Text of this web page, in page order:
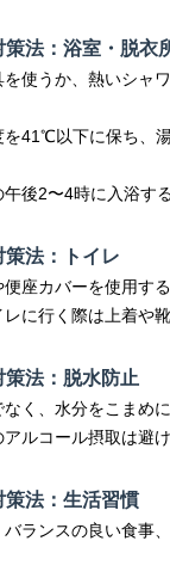
策法：浴室・脱衣
使うか、熱いシャ
を41℃以下に保ち、
後2〜4時に入浴する
策法：トイレ
座カバーを使用する
に行く際は上着や靴
策法：脱水防止
く、水分をこまめに
ルコール摂取は避け
策法：生活習慣
ランスの良い食事